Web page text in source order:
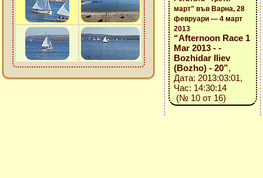
март" във Варна, 28
февруари — 4 март
2013
“Afternoon Race 1
Mar 2013 - -
Bozhidar Iliev
(Bozho) - 20”,
Дата: 2013:03:01,
Час: 14:30:14
(№ 10 от 16)